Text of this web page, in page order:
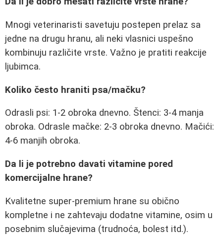
Mnogi veterinaristi savetuju postepen prelaz sa
jedne na drugu hranu, ali neki vlasnici uspešno
kombinuju različite vrste. Važno je pratiti reakcije
ljubimca.
Koliko često hraniti psa/mačku?
Odrasli psi: 1-2 obroka dnevno. Štenci: 3-4 manja
obroka. Odrasle mačke: 2-3 obroka dnevno. Mačići:
4-6 manjih obroka.
Da li je potrebno davati vitamine pored
komercijalne hrane?
Kvalitetne super-premium hrane su obično
kompletne i ne zahtevaju dodatne vitamine, osim u
posebnim slučajevima (trudnoća, bolest itd.).